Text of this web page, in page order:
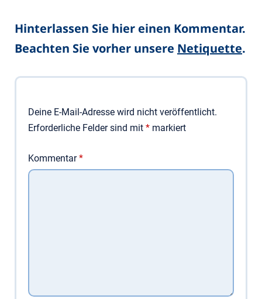
Hinterlassen Sie hier einen Kommentar.
Beachten Sie vorher unsere Netiquette.
Deine E-Mail-Adresse wird nicht veröffentlicht.
Erforderliche Felder sind mit * markiert
Kommentar*